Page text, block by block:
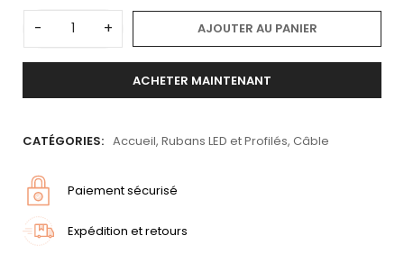
- + AJOUTER AU PANIER
ACHETER MAINTENANT
CATÉGORIES: Accueil, Rubans LED et Profilés, Câble
Paiement sécurisé
Expédition et retours